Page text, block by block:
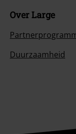
Over Large
Duurzaamheid